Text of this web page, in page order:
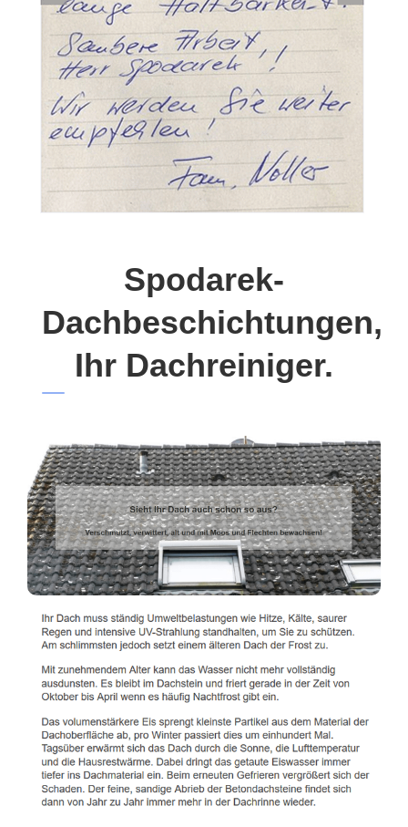
Spodarek-
Dachbeschichtungen,
Ihr Dachreiniger.